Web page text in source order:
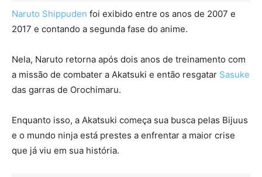
Naruto Shippuden foi exibido entre os anos de 2007 e
2017 e contando a segunda fase do anime.
Nela, Naruto retorna após dois anos de treinamento com
a missão de combater a Akatsuki e então resgatar Sasuke
das garras de Orochimaru.
Enquanto isso, a Akatsuki começa sua busca pelas Bijuus
e o mundo ninja está prestes a enfrentar a maior crise
que já viu em sua história.